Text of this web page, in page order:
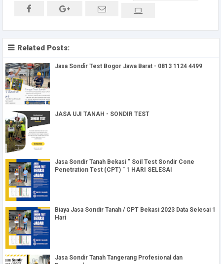
Related Posts:
Jasa Sondir Test Bogor Jawa Barat - 0813 1124 4499
JASA UJI TANAH - SONDIR TEST
Jasa Sondir Tanah Bekasi ” Soil Test Sondir Cone
Penetration Test (CPT) ” 1 HARI SELESAI
Biaya Jasa Sondir Tanah / CPT Bekasi 2023 Data Selesai 1
Hari
Jasa Sondir Tanah Tangerang Profesional dan